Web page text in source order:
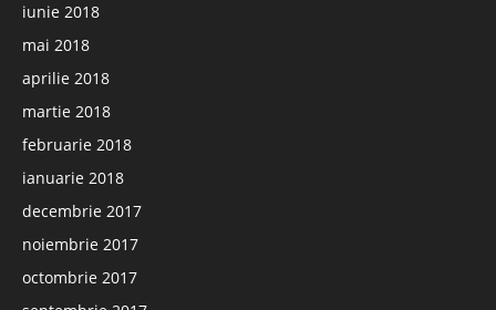
iunie 2018
mai 2018
aprilie 2018
martie 2018
februarie 2018
ianuarie 2018
decembrie 2017
noiembrie 2017
octombrie 2017